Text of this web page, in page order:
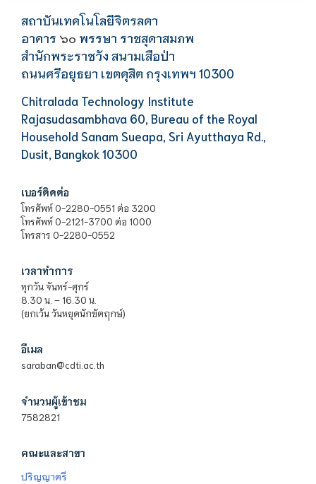
สถาบันเทคโนโลยีจิตรลดา
อาคาร ๖๐ พรรษา ราชสุดาสมภพ
สำนักพระราชวัง สนามเสือป่า
ถนนศรีอยุธยา เขตดุสิต กรุงเทพฯ 10300
Chitralada Technology Institute
Rajasudasambhava 60, Bureau of the Royal
Household Sanam Sueapa, Sri Ayutthaya Rd.,
Dusit, Bangkok 10300
เบอร์ติดต่อ
โทรศัพท์ 0-2280-0551 ต่อ 3200
โทรศัพท์ 0-2121-3700 ต่อ 1000
โทรสาร 0-2280-0552
เวลาทำการ
ทุกวัน จันทร์-ศุกร์
8.30 น. – 16.30 น.
(ยกเว้น วันหยุดนักขัตฤกษ์)
อีเมล
saraban@cdti.ac.th
จำนวนผู้เข้าชม
7582821
คณะและสาขา
ปริญญาตรี